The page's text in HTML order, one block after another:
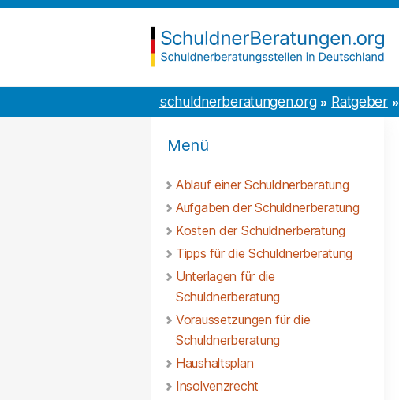
Inhalt
to
schuldnerberatungen.org Ratgeber
Menü
Ablauf einer Schuldnerberatung
Aufgaben der Schuldnerberatung
Kosten der Schuldnerberatung
Tipps für die Schuldnerberatung
Unterlagen für die
Schuldnerberatung
Voraussetzungen für die
Schuldnerberatung
Haushaltsplan
Insolvenzrecht